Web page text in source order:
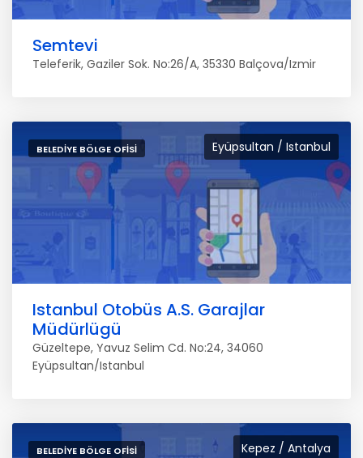
Semtevi
Teleferik, Gaziler Sok. No:26/A, 35330 Balçova/Izmir
Eyüpsultan / Istanbul
BELEDIYE BÖLGE OFISI
Istanbul Otobüs A.S. Garajlar
Müdürlügü
Güzeltepe, Yavuz Selim Cd. No:24, 34060
Eyüpsultan/Istanbul
Kepez / Antalya
BELEDIYE BÖLGE OFISI